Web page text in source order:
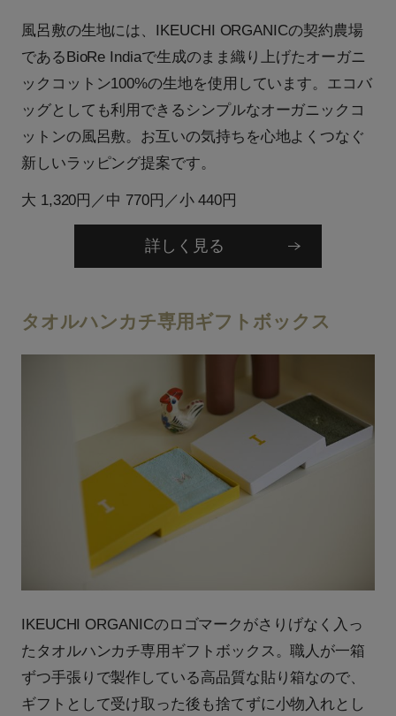
風呂敷の生地には、IKEUCHI ORGANICの契約農場
であるBioRe Indiaで生成のまま織り上げたオーガニ
ックコットン100%の生地を使用しています。エコバ
ッグとしても利用できるシンプルなオーガニックコ
ットンの風呂敷。お互いの気持ちを心地よくつなぐ
新しいラッピング提案です。
大 1,320円／中 770円／小 440円
詳しく見る
タオルハンカチ専用ギフトボックス
IKEUCHI ORGANICのロゴマークがさりげなく入っ
たタオルハンカチ専用ギフトボックス。職人が一箱
ずつ手張りで製作している高品質な貼り箱なので、
ギフトとして受け取った後も捨てずに小物入れとし